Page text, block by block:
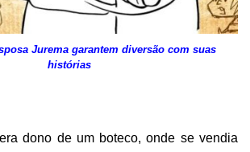
Jurema garantem diversão com suas
histórias
dono de um boteco, onde se vendia